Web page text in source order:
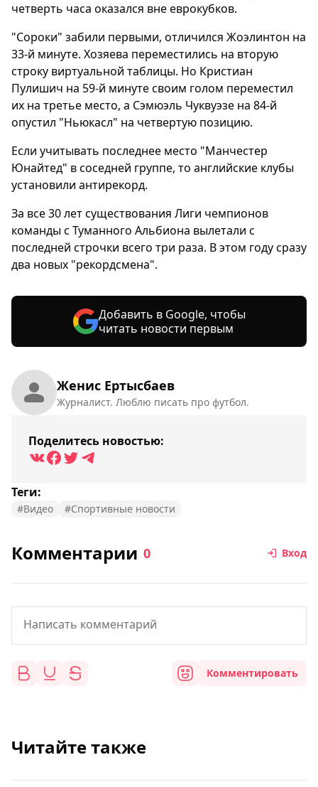
Женис Ертысбаев
Журналист. Люблю писать про футбол.
Поделитесь новостью:
Теги:
#Видео #Спортивные новости
четверть часа оказался вне еврокубков.
"Сороки" забили первыми, отличился Жоэлинтон на
33-й минуте. Хозяева переместились на вторую
строку виртуальной таблицы. Но Кристиан
Пулишич на 59-й минуте своим голом переместил
их на третье место, а Сэмюэль Чуквуэзе на 84-й
опустил "Ньюкасл" на четвертую позицию.
Если учитывать последнее место "Манчестер
Юнайтед" в соседней группе, то английские клубы
установили антирекорд.
За все 30 лет существования Лиги чемпионов
команды с Туманного Альбиона вылетали с
последней строчки всего три раза. В этом году сразу
два новых "рекордсмена".
Добавить в Google, чтобы
читать новости первым
Комментарии 0 Вход
Комментировать
Читайте также